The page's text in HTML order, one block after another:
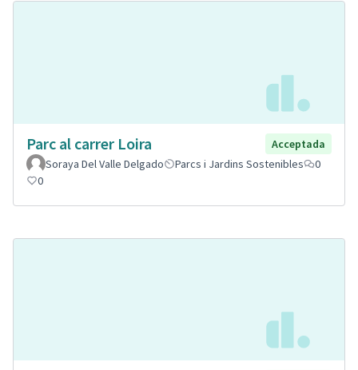
Parc al carrer Loira
Acceptada
Soraya Del Valle Delgado
Parcs i Jardins Sostenibles
0
0